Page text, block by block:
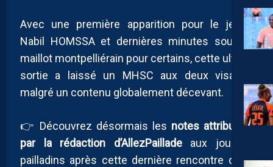
Avec une première apparition pour le jeune
Nabil HOMSSA et dernières minutes sous le
maillot montpelliérain pour certains, cette ultime
sortie a laissé un MHSC aux deux visages
malgré un contenu globalement décevant.
👉 Découvrez désormais les notes attribuées
par la rédaction d’AllezPailladeaux joueurs
pailladins après cette dernière rencontre de la